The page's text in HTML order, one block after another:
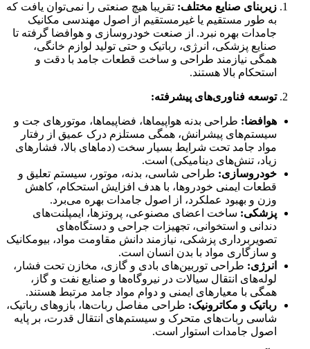
زیربنای صنایع مختلف: تقریبا هیچ صنعتی را نمی‌توان یافت که
به طور مستقیم یا غیرمستقیم از اصول مهندسی مکانیک
جامدات بهره نبرد. از صنعت خودروسازی و هوافضا گرفته تا
صنایع پزشکی، انرژی، رباتیک و حتی تولید لوازم خانگی،
همگی نیازمند طراحی و ساخت قطعات جامد با دقت و
استحکام بالا هستند.
توسعه فناوری‌های پیشرفته:
هوافضا: طراحی بدنه هواپیماها، فضاپیماها، موتورهای جت و
سیستم‌های پیشرانش، همگی مستلزم درک عمیق از رفتار
مواد جامد تحت شرایط بسیار سخت (دماهای بالا، فشارهای
زیاد، تنش‌های دینامیکی) است.
خودروسازی: طراحی شاسی، بدنه، موتور، سیستم تعلیق و
قطعات ایمنی خودروها، با هدف افزایش استحکام، کاهش
وزن و بهبود عملکرد، از اصول جامدات بهره می‌برد.
پزشکی: ساخت اعضای مصنوعی، پروتزها، ایمپلنت‌های
دندانی و استخوانی، تجهیزات جراحی و دستگاه‌های
تصویربرداری پزشکی، نیازمند دانش مقاومت مواد، بیومکانیک
و سازگاری مواد با بدن انسان است.
انرژی: طراحی توربین‌های بادی و گازی، مخازن تحت فشار،
لوله‌های انتقال سیالات در نیروگاه‌ها و صنایع نفت و گاز،
همگی با معیارهای ایمنی و دوام مواد جامد مرتبط هستند.
رباتیک و مکاترونیک: طراحی مفاصل ربات‌ها، بازوهای رباتیک،
شاسی ربات‌های متحرک و سیستم‌های انتقال قدرت، بر پایه
اصول جامدات استوار است.